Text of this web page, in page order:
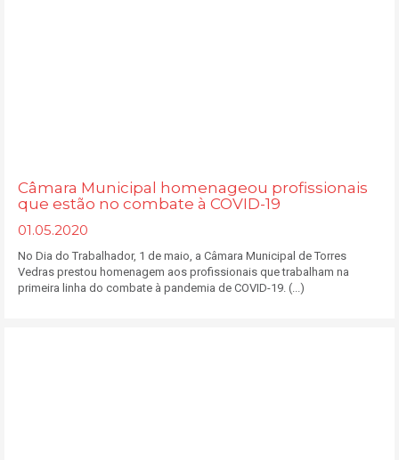
Câmara Municipal homenageou profissionais
que estão no combate à COVID-19
01.05.2020
No Dia do Trabalhador, 1 de maio, a Câmara Municipal de Torres
Vedras prestou homenagem aos profissionais que trabalham na
primeira linha do combate à pandemia de COVID-19. (...)